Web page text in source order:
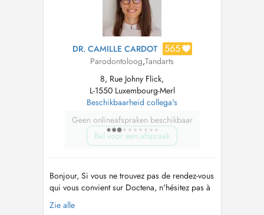
DR. CAMILLE CARDOT 565
Parodontoloog,Tandarts
8, Rue Johny Flick,
L-1550 Luxembourg-Merl
Beschikbaarheid collega's
Geen onlineafspraken beschikbaar
Bel voor een afspraak
Bonjour, Si vous ne trouvez pas de rendez-vous
qui vous convient sur Doctena, n'hésitez pas à
nous appeler directement au cabinet +352 286
6500. Hello, If you do not find an appointment
Zie alle